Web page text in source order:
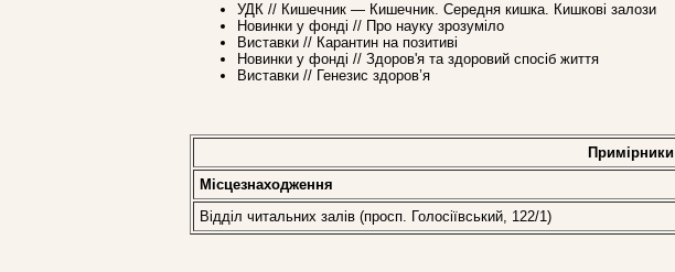
УДК // Кишечник — Кишечник. Середня кишка. Кишкові залози
Новинки у фонді // Про науку зрозуміло
Виставки // Карантин на позитиві
Новинки у фонді // Здоров'я та здоровий спосіб життя
Виставки // Генезис здоров’я
Примірники
Місцезнаходження
Відділ читальних залів (просп. Голосіївський, 122/1)